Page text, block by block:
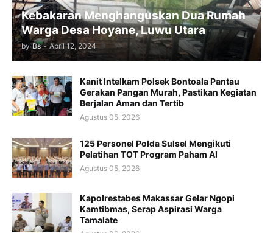
Kebakaran Menghanguskan Dua Rumah
Warga Desa Hoyane, Luwu Utara
by Bs - April 12, 2024
Kanit Intelkam Polsek Bontoala Pantau
Gerakan Pangan Murah, Pastikan Kegiatan
Berjalan Aman dan Tertib
Agustus 05, 2026
125 Personel Polda Sulsel Mengikuti
Pelatihan TOT Program Paham AI
Agustus 05, 2026
Kapolrestabes Makassar Gelar Ngopi
Kamtibmas, Serap Aspirasi Warga
Tamalate